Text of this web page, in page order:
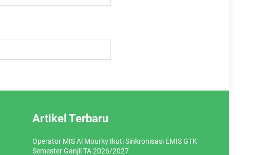
Artikel Terbaru
Operator MIS Al Mourky Ikuti Sinkronisasi EMIS GTK
Semester Ganjil TA 2026/2027